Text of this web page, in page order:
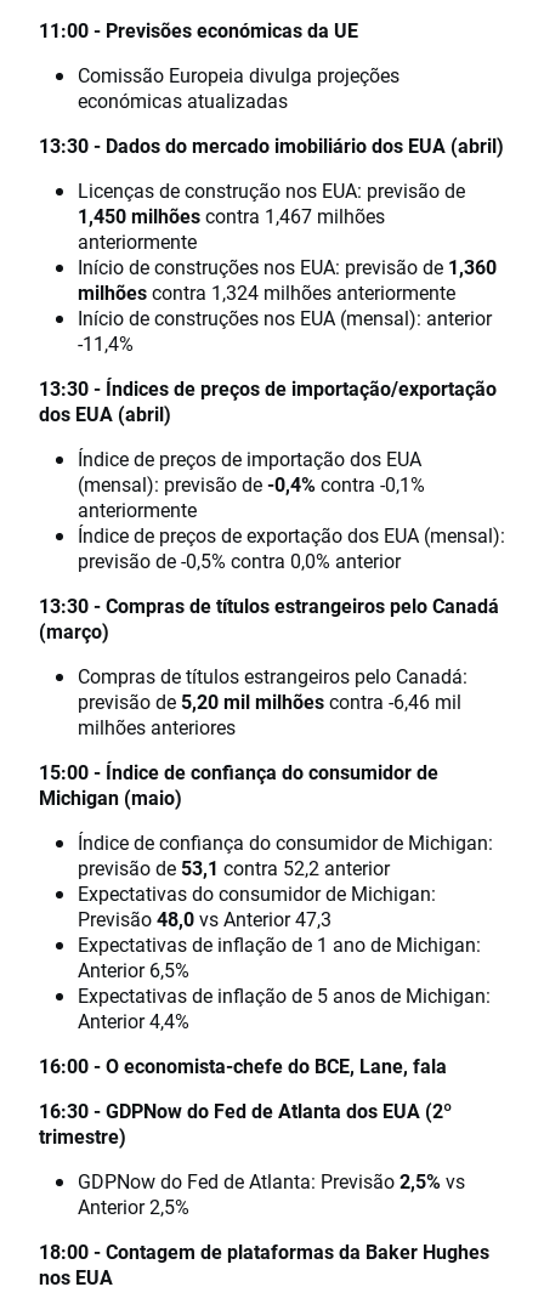
11:00 - Previsões económicas da UE
Comissão Europeia divulga projeções
económicas atualizadas
13:30 - Dados do mercado imobiliário dos EUA (abril)
Licenças de construção nos EUA: previsão de
1,450 milhõescontra 1,467 milhões
anteriormente
Início de construções nos EUA: previsão de 1,360
milhõescontra 1,324 milhões anteriormente
Início de construções nos EUA (mensal): anterior
-11,4%
13:30 - Índices de preços de importação/exportação
dos EUA (abril)
Índice de preços de importação dos EUA
(mensal): previsão de-0,4%contra -0,1%
anteriormente
Índice de preços de exportação dos EUA (mensal):
previsão de -0,5% contra 0,0% anterior
13:30 - Compras de títulos estrangeiros pelo Canadá
(março)
Compras de títulos estrangeiros pelo Canadá:
previsão de 5,20 mil milhõescontra -6,46 mil
milhões anteriores
15:00 - Índice de confiança do consumidor de
Michigan (maio)
Índice de confiança do consumidor de Michigan:
previsão de 53,1 contra 52,2 anterior
Expectativas do consumidor de Michigan:
Previsão48,0vs Anterior 47,3
Expectativas de inflação de 1 ano de Michigan:
Anterior 6,5%
Expectativas de inflação de 5 anos de Michigan:
Anterior 4,4%
16:00 - O economista-chefe do BCE, Lane, fala
16:30 - GDPNow do Fed de Atlanta dos EUA (2º
trimestre)
GDPNow do Fed de Atlanta: Previsão2,5%vs
Anterior 2,5%
18:00 - Contagem de plataformas da Baker Hughes
nos EUA